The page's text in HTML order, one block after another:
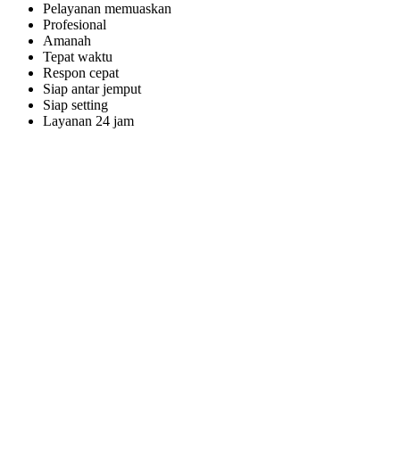
Pelayanan memuaskan
Profesional
Amanah
Tepat waktu
Respon cepat
Siap antar jemput
Siap setting
Layanan 24 jam